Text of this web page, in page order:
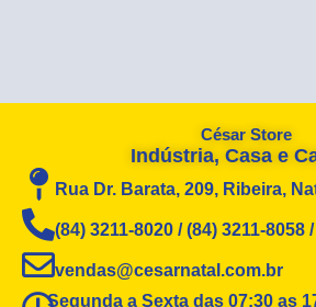
César Store
Indústria, Casa e
Rua Dr. Barata, 209, Ribeira,
(84) 3211-8020 / (84) 3211-8058
vendas@cesarnatal.com.br
Segunda a Sexta das 07:30 as